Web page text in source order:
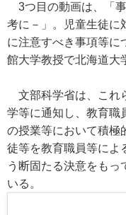
3つ目の動画は、「
考に－」。児童生徒に
に注意すべき事項等に
館大学教授で北海道大
文部科学省は、これ
学等に通知し、教育職
の授業等において積極
徒等を教育職員等によ
う断固たる決意をもっ
いる。